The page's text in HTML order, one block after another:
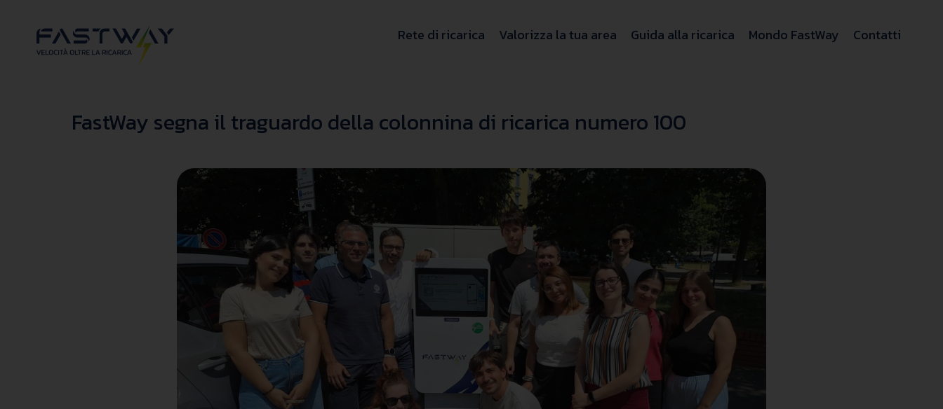
Rete di ricarica Valorizza la tua area Guida alla ricarica Mondo FastWay Contatti
FastWay segna il traguardo della colonnina di ricarica numero 100